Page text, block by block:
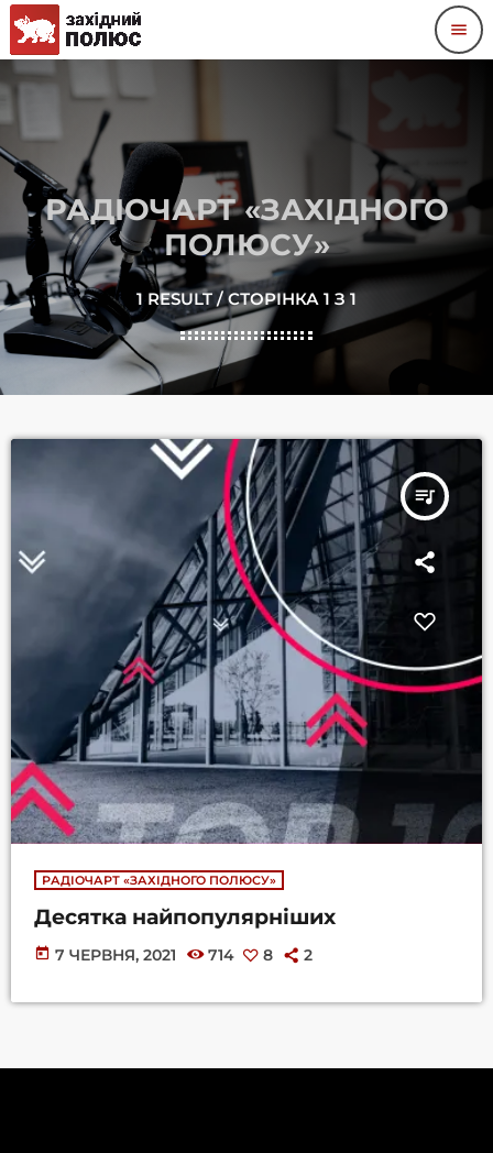
menu
РАДІОЧАРТ «ЗАХІДНОГО
ПОЛЮСУ»
1 RESULT / СТОРІНКА 1 З 1
queue_music
РАДІОЧАРТ «ЗАХІДНОГО ПОЛЮСУ»
Десятка найпопулярніших
today 7 ЧЕРВНЯ, 2021 714 8 2